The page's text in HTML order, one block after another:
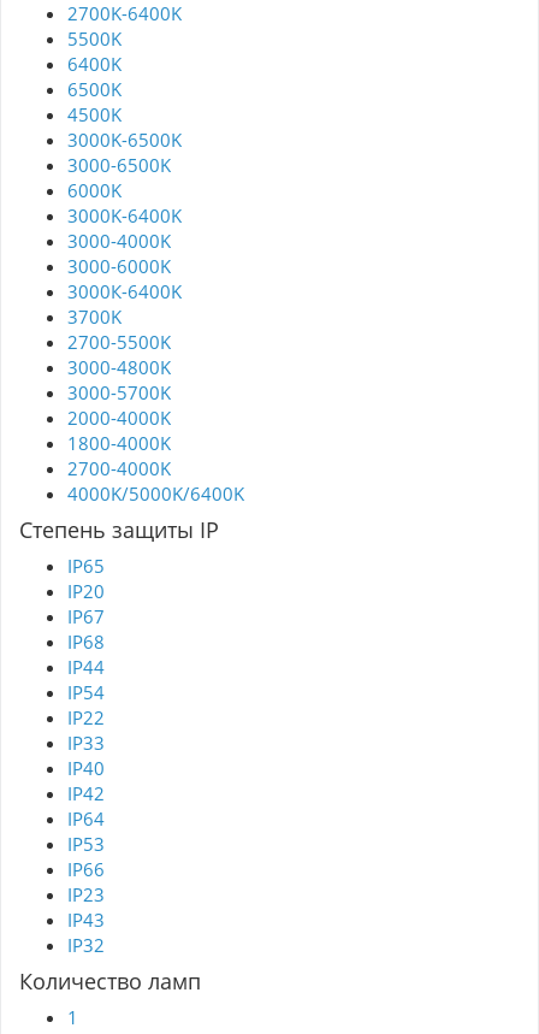
2700K-6400K
5500K
6400K
6500K
4500K
3000K-6500K
3000-6500K
6000K
3000K-6400K
3000-4000K
3000-6000K
3000К-6400K
3700K
2700-5500K
3000-4800K
3000-5700K
2000-4000K
1800-4000K
2700-4000K
4000K/5000K/6400K
Степень защиты IP
IP65
IP20
IP67
IP68
IP44
IP54
IP22
IP33
IP40
IP42
IP64
IP53
IP66
IP23
IP43
IP32
Количество ламп
1